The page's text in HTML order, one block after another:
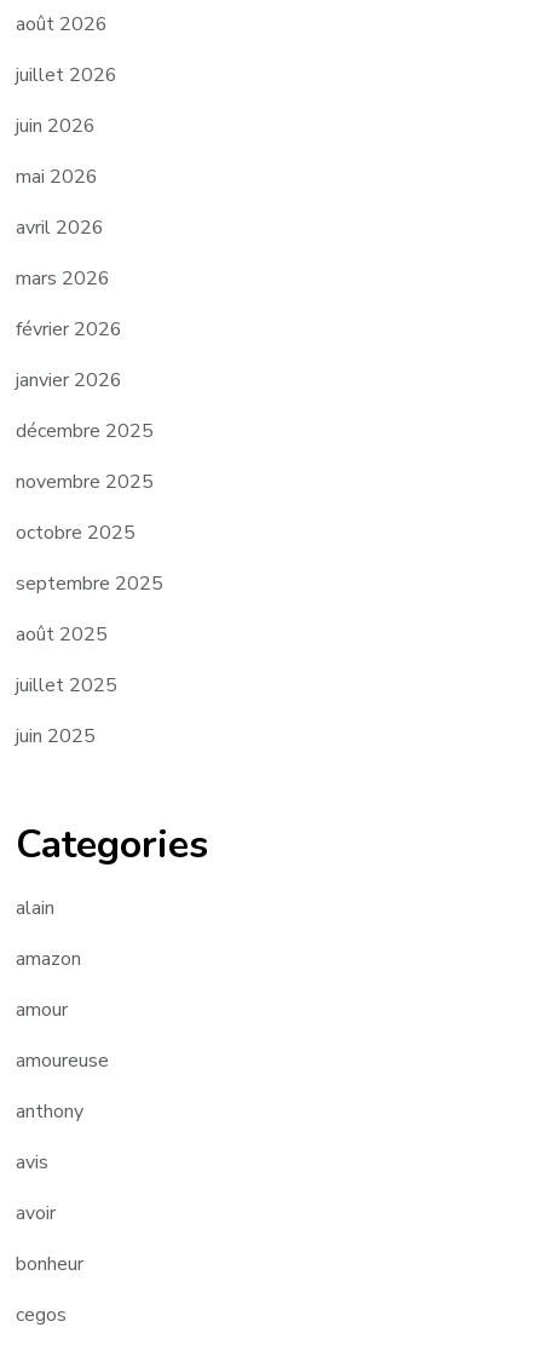
août 2026
juillet 2026
juin 2026
mai 2026
avril 2026
mars 2026
février 2026
janvier 2026
décembre 2025
novembre 2025
octobre 2025
septembre 2025
août 2025
juillet 2025
juin 2025
Categories
alain
amazon
amour
amoureuse
anthony
avis
avoir
bonheur
cegos